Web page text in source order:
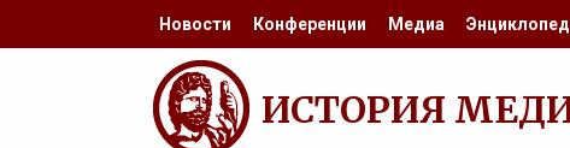
Новости Конференции Медиа
ИСТОРИЯ